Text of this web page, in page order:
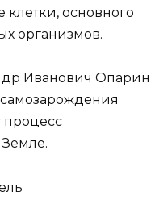
клетки, основного
организмов.
Иванович Опарин
процесс